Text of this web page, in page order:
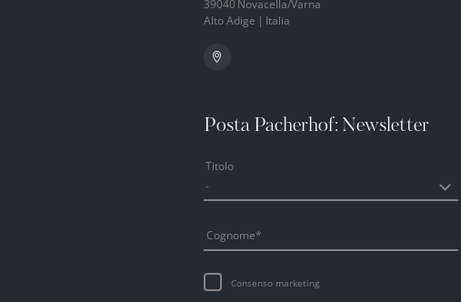
39040 Novacella/Varna
Alto Adige | Italia
Posta Pacherhof: Newsletter
Titolo
Cognome
Consenso marketing